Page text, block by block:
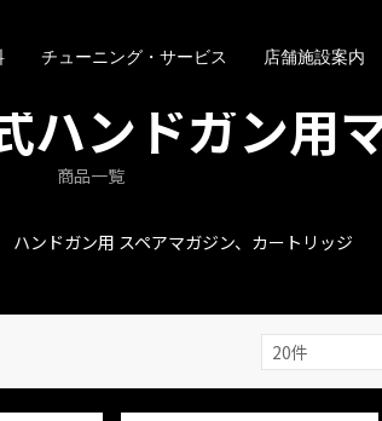
チューニング・サービス 店舗施設案内
ハンドガン用
商品一覧
ハンドガン用 スペアマガジン、カートリッジ